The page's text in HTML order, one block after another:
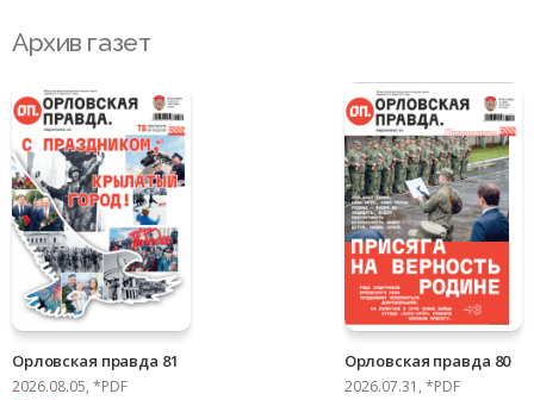
Архив газет
Орловская правда 81
2026.08.05, *PDF
Орловская правда 80
2026.07.31, *PDF